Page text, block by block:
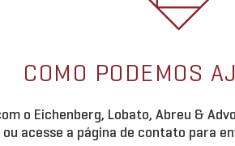
COMO PODEMOS
o Eichenberg, Lobato, Abreu &
ou acesse a página de contato para